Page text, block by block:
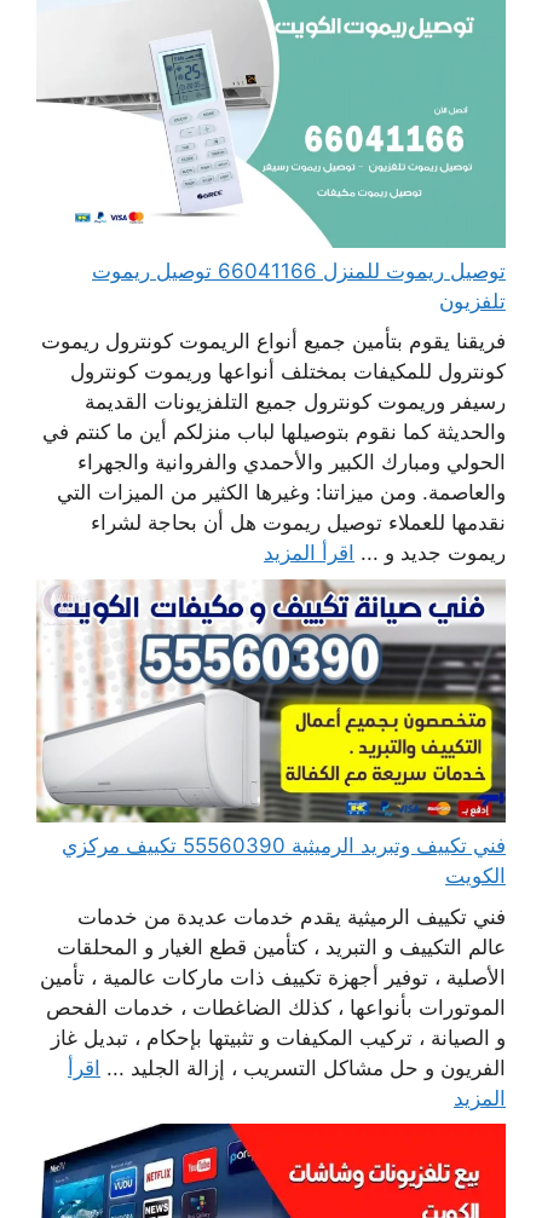
توصيل ريموت للمنزل 66041166 توصيل ريموت
تلفزيون
فريقنا يقوم بتأمين جميع أنواع الريموت كونترول ريموت
كونترول للمكيفات بمختلف أنواعها وريموت كونترول
رسيفر وريموت كونترول جميع التلفزيونات القديمة
والحديثة كما نقوم بتوصيلها لباب منزلكم أين ما كنتم في
الحولي ومبارك الكبير والأحمدي والفروانية والجهراء
والعاصمة. ومن ميزاتنا: وغيرها الكثير من الميزات التي
نقدمها للعملاء توصيل ريموت هل أن بحاجة لشراء
ريموت جديد و ... اقرأ المزيد
فني تكييف وتبريد الرميثية 55560390 تكييف مركزي
الكويت
فني تكييف الرميثية يقدم خدمات عديدة من خدمات
عالم التكييف و التبريد ، كتأمين قطع الغيار و المحلقات
الأصلية ، توفير أجهزة تكييف ذات ماركات عالمية ، تأمين
الموتورات بأنواعها ، كذلك الضاغطات ، خدمات الفحص
و الصيانة ، تركيب المكيفات و تثبيتها بإحكام ، تبديل غاز
الفريون و حل مشاكل التسريب ، إزالة الجليد ... اقرأ
المزيد